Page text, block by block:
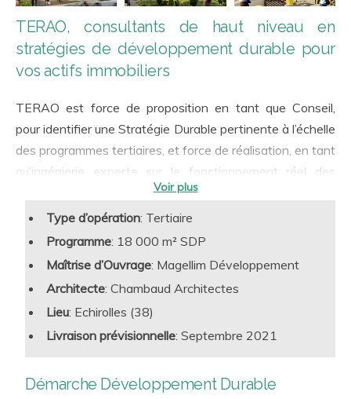
TERAO, consultants de haut niveau en
stratégies de développement durable pour
vos actifs immobiliers
TERAO est force de proposition en tant que Conseil,
pour identifier une Stratégie Durable pertinente à l’échelle
des programmes tertiaires, et force de réalisation, en tant
qu’ingénierie experte sur le fonctionnement réel des
mire la qualité d’usage et la performance en exploitation.
A ce titre, chaque disposition environnementale est jugée
à l’aune de ses apports immobiliers et techniques de long
terme ainsi que pour les utilisateurs. Cette approche
s’inscrit dans une logique cohérente de RSE et les
démarches visées par notre travail confèrent une plus-
value forte au lieu de travail créé. Ainsi, nous proposons à
opérationnelles :conception bioclimatique,conception
Type d’opération: Tertiaire
Programme: 18 000 m² SDP
Maîtrise d’Ouvrage: Magellim Développement
Architecte: Chambaud Architectes
Lieu: Echirolles (38)
Livraison prévisionnelle: Septembre 2021
Démarche Développement Durable